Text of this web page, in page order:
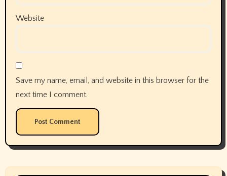
Website
Save my name, email, and website in this browser for the
next time I comment.